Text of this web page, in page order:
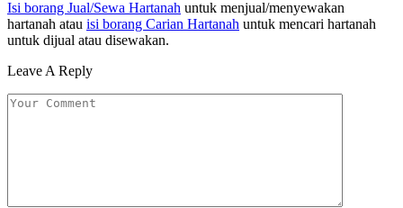
Isi borang Jual/Sewa Hartanah untuk menjual/menyewakan
hartanah atau isi borang Carian Hartanah untuk mencari hartanah
untuk dijual atau disewakan.
Leave A Reply